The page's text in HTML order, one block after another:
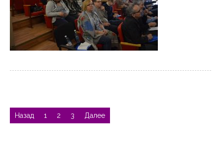
Навигация
по
записям
Назад 1 2 3 Далее